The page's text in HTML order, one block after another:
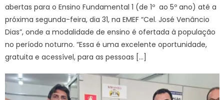
abertas para o Ensino Fundamental 1 (de 1º ao 5º ano) até a
próxima segunda-feira, dia 31, na EMEF “Cel. José Venâncio
Dias”, onde a modalidade de ensino é ofertada à população
no período noturno. “Essa é uma excelente oportunidade,
gratuita e acessível, para as pessoas […]